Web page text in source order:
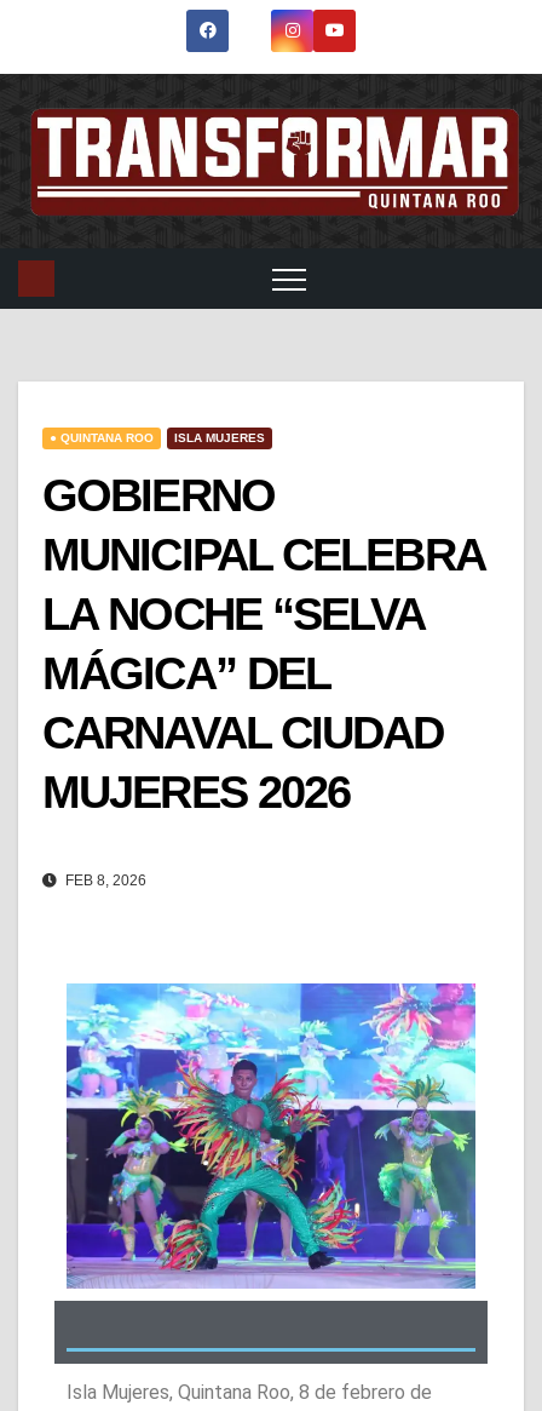
● QUINTANA ROO ISLA MUJERES
GOBIERNO
MUNICIPAL CELEBRA
LA NOCHE “SELVA
MÁGICA” DEL
CARNAVAL CIUDAD
MUJERES 2026
FEB 8, 2026
Isla Mujeres, Quintana Roo, 8 de febrero de